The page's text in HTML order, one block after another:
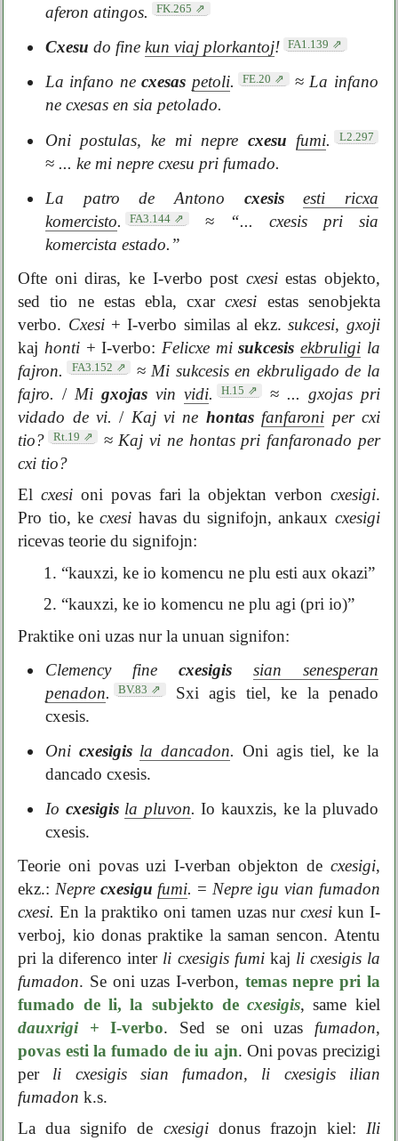
aferon atingos. FK.265
Cxesu do fine kun viaj plorkantoj! FA1.139
La infano necxesas petoli. FE.20 ≈La infano
ne cxesas en sia petolado.
Oni postulas, ke mi nepre cxesu fumi. L2.297
≈ ... ke mi nepre cxesu pri fumado.
La patro de Antono cxesis
esti ricxa
komercisto. FA3.144 ≈
“... cxesis pri sia
komercista estado.”
Ofte oni diras, ke I-verbo post cxesiestas objekto,
sed tio ne estas ebla, cxarcxesi estas senobjekta
verbo. Cxesi+ I-verbo similas al ekz.sukcesi, gxoji
kaj honti+ I-verbo: Felicxe misukcesis ekbruligi la
fajron.
FA3.152 ≈ Mi sukcesis en ekbruligado de la
fajro. / Mi gxojasvin vidi. H.15 ≈ ... gxojas pri
vidado de vi. / Kaj vi ne hontas fanfaroni per cxi
tio?
Rt.19 ≈ Kaj vi ne hontas pri fanfaronado per
cxi tio?
Elcxesi oni povas fari la objektan verbon cxesigi.
Pro tio, kecxesi havas du signifojn, ankaux cxesigi
ricevas teorie du signifojn:
1. “kauxzi, ke io komencu ne plu esti aux okazi”
2. “kauxzi, ke io komencu ne plu agi (pri io)”
Praktike oni uzas nur la unuan signifon:
Clemency fine cxesigis
sian senesperan
penadon. BV.83
Sxi agis tiel, ke la penado
cxesis.
Oni cxesigis la dancadon. Oni agis tiel, ke la
dancado cxesis.
Io cxesigis la pluvon. Io kauxzis, ke la pluvado
cxesis.
Teorie oni povas uzi I-verban objekton de cxesigi,
ekz.: Nepre cxesigu fumi. = Nepre igu vian fumadon
cxesi. En la praktiko oni tamen uzas nur cxesikun I-
verboj, kio donas praktike la saman sencon. Atentu
pri la diferenco inter li cxesigis fumikaj li cxesigis la
fumadon. Se oni uzas I-verbon, temas nepre pri la
fumado de li, la subjekto decxesigis, same kiel
dauxrigi+ I-verbo. Sed se oni uzas fumadon,
povas esti la fumado de iu ajn. Oni povas precizigi
per li cxesigis sian fumadon, li cxesigis ilian
fumadon k.s.
La dua signifo de cxesigidonus frazojn kiel: Ili